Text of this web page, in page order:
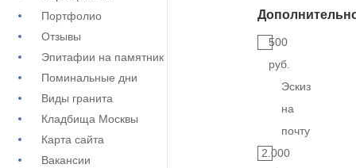
Портфолио
Отзывы
Эпитафии на памятник
Поминальные дни
Виды гранита
Кладбища Москвы
Карта сайта
Вакансии
500
руб.
Эскиз
на
почту
2.000